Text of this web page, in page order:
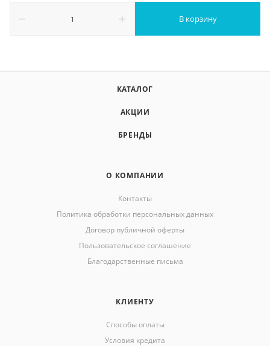
В корзину
КАТАЛОГ
АКЦИИ
БРЕНДЫ
О КОМПАНИИ
Контакты
Политика обработки персональных данных
Договор публичной оферты
Пользовательское соглашение
Благодарственные письма
КЛИЕНТУ
Способы оплаты
Условия кредита